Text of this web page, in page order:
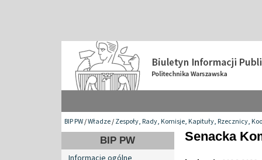
BIP PW/Władze/Zespoły, Rady, Komisje, Kapituły, Rzecznicy,
BIP PW Senacka